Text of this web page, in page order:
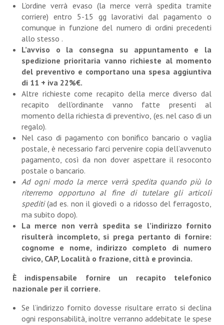
L’ordine verrà evaso (la merce verrà spedita tramite
corriere) entro 5-15 gg lavorativi dal pagamento o
comunque in funzione del numero di ordini precedenti
allo stesso .
L’avviso o la consegna su appuntamento e la
spedizione prioritaria vanno richieste al momento
del preventivo e comportano una spesa aggiuntiva
di 11 + iva 22%€.
Altre richieste come recapito della merce diverso dal
recapito dell’ordinante vanno fatte presenti al
momento della richiesta di preventivo, (es. nel caso di un
regalo).
Nel caso di pagamento con bonifico bancario o vaglia
postale, è necessario farci pervenire copia dell’avvenuto
pagamento, così da non dover aspettare il resoconto
postale o bancario.
Ad ogni modo la merce verrà spedita quando più lo
riterremo opportuno al fine di tutelare gli articoli
spediti(ad es. non il giovedì o a ridosso del ferragosto,
ma subito dopo).
La merce non verrà spedita se l’indirizzo fornito
risulterà incompleto, si prega pertanto di fornire:
cognome e nome, indirizzo completo di numero
civico, CAP, Località o frazione, città e provincia.
È indispensabile fornire un recapito telefonico
nazionale per il corriere.
Se l’indirizzo fornito dovesse risultare errato si declina
ogni responsabilità, inoltre verranno addebitate le spese